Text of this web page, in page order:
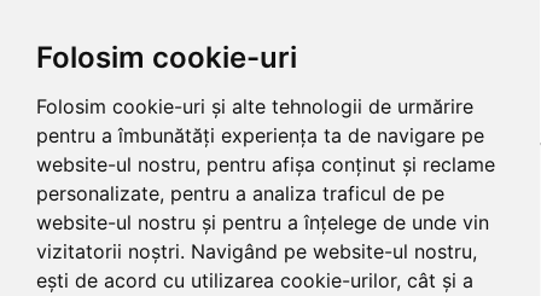
Folosim cookie-uri
Folosim cookie-uri și alte tehnologii de urmărire
pentru a îmbunătăți experiența ta de navigare pe
website-ul nostru, pentru afișa conținut și reclame
personalizate, pentru a analiza traficul de pe
website-ul nostru și pentru a înțelege de unde vin
vizitatorii noștri. Navigând pe website-ul nostru,
ești de acord cu utilizarea cookie-urilor, cât și a